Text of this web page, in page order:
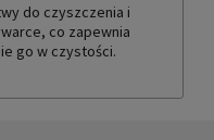
do czyszczenia i
co zapewnia
go w czystości.